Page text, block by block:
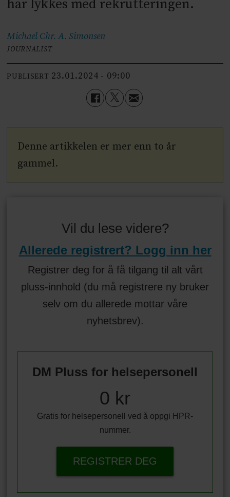
har lykkes med rekrutteringen.
Michael Chr. A. Simonsen
JOURNALIST
PUBLISERT 23.01.2024 - 09:00
Denne artikkelen er mer enn to år
gammel.
Vil du lese videre?
Allerede registrert? Logg inn her
Registrer deg for å få tilgang til alt vårt
pluss-innhold (du må registrere ny bruker
selv om du allerede mottar våre
nyhetsbrev).
DM Pluss for helsepersonell
0 kr
Gratis for helsepersonell ved å oppgi HPR-
nummer.
REGISTRER DEG